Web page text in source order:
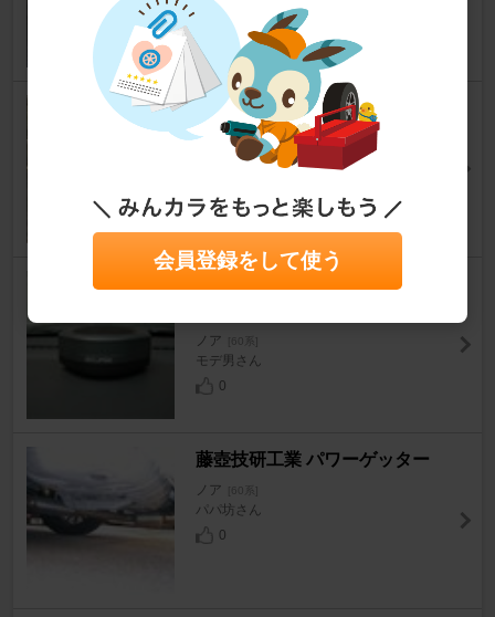
10
HANKOOK Laufenn S FIT AS
01
[60系]
2
イプリクス センタースピーカ
ノア
モデ男さん
0
藤壺技研工業 パワーゲッター
ノア [60系]
パパ坊さん
0
会員登録をして使う